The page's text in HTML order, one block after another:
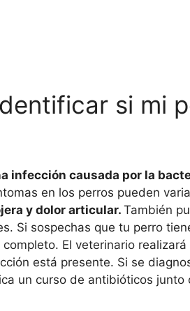
si mi
infección causada por la
en los perros pueden
y dolor articular. También
Si sospechas que tu perro
El veterinario
está presente. Si se
un curso de antibióticos